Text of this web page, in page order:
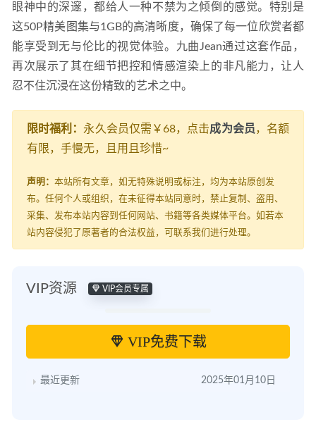
眼神中的深邃，都给人一种不禁为之倾倒的感觉。特别是
这50P精美图集与1GB的高清晰度，确保了每一位欣赏者都
能享受到无与伦比的视觉体验。九曲Jean通过这套作品，
再次展示了其在细节把控和情感渲染上的非凡能力，让人
忍不住沉浸在这份精致的艺术之中。
限时福利： 永久会员仅需￥68，点击成为会员，名额
有限，手慢无，且用且珍惜~
声明： 本站所有文章，如无特殊说明或标注，均为本站原创发
布。任何个人或组织，在未征得本站同意时，禁止复制、盗用、
采集、发布本站内容到任何网站、书籍等各类媒体平台。如若本
站内容侵犯了原著者的合法权益，可联系我们进行处理。
VIP资源 VIP会员专属
VIP免费下载
最近更新 2025年01月10日